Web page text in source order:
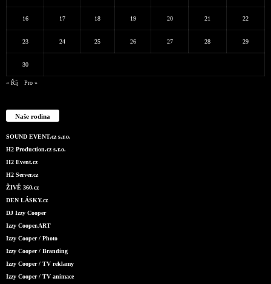
16 17 18 19 20 21 22
23 24 25 26 27 28 29
30
« Říj Pro »
Naše rodina
SOUND EVENT.cz s.r.o.
H2 Production.cz s.r.o.
H2 Event.cz
H2 Server.cz
ŽIVĚ 360.cz
DEN LÁSKY.cz
DJ Izzy Cooper
Izzy Cooper.ART
Izzy Cooper / Photo
Izzy Cooper / Branding
Izzy Cooper / TV reklamy
Izzy Cooper / TV animace